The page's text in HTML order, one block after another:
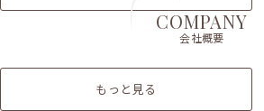
COMPANY
会社概要
もっと見る